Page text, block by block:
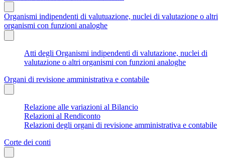
Organismi indipendenti di valutuazione, nuclei di valutazione o altri
organismi con funzioni analoghe
Atti degli Organismi indipendenti di valutazione, nuclei di
valutazione o altri organismi con funzioni analoghe
Organi di revisione amministrativa e contabile
Relazione alle variazioni al Bilancio
Relazioni al Rendiconto
Relazioni degli organi di revisione amministrativa e contabile
Corte dei conti